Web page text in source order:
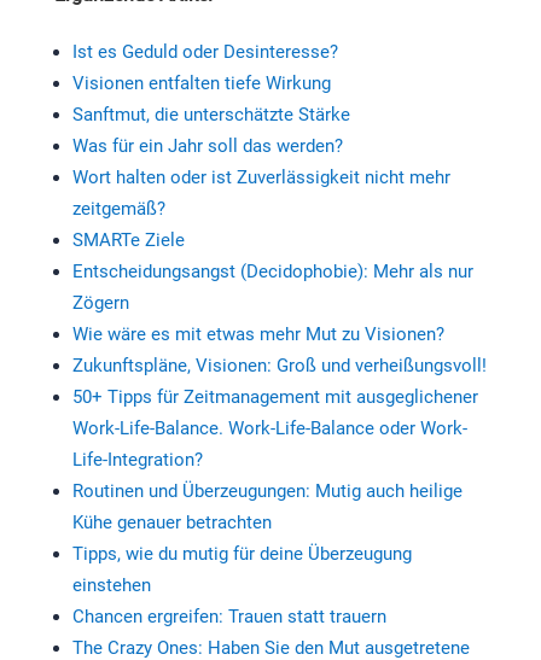
Ist es Geduld oder Desinteresse?
Visionen entfalten tiefe Wirkung
Sanftmut, die unterschätzte Stärke
Was für ein Jahr soll das werden?
Wort halten oder ist Zuverlässigkeit nicht mehr
zeitgemäß?
SMARTe Ziele
Entscheidungsangst (Decidophobie): Mehr als nur
Zögern
Wie wäre es mit etwas mehr Mut zu Visionen?
Zukunftspläne, Visionen: Groß und verheißungsvoll!
50+ Tipps für Zeitmanagement mit ausgeglichener
Work-Life-Balance. Work-Life-Balance oder Work-
Life-Integration?
Routinen und Überzeugungen: Mutig auch heilige
Kühe genauer betrachten
Tipps, wie du mutig für deine Überzeugung
einstehen
Chancen ergreifen: Trauen statt trauern
The Crazy Ones: Haben Sie den Mut ausgetretene